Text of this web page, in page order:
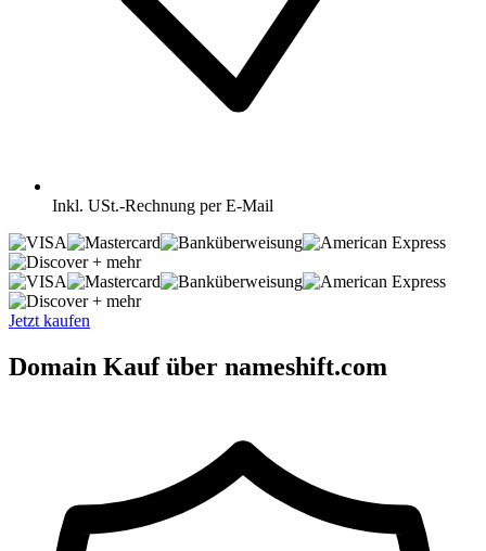
Inkl. USt.-Rechnung per E-Mail
+ mehr
+ mehr
Jetzt kaufen
Domain Kauf über nameshift.com